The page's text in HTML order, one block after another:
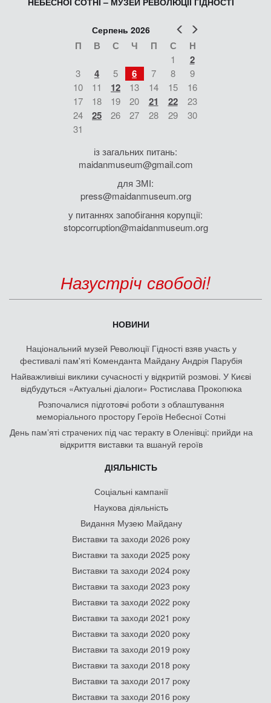
Попер
Серпень 2026
П В С Ч П С Н
1 2
3 4 5 6 7 8
9
10
11 12 13 14 15
16
17
18 19 20 21 22
23
24
25 26 27 28 29
30
31
із загальних питань:
maidanmuseum@gmail.com
для ЗМІ:
press@maidanmuseum.org
у питаннях запобігання корупції:
stopcorruption@maidanmuseum.org
Назустріч свободі!
НОВИНИ
Національний музей Революції Гідності взяв участь у
фестивалі пам'яті Коменданта Майдану Андрія Парубія
Найважливіші виклики сучасності у відкритій розмові. У Києві
відбудуться «Актуальні діалоги» Ростислава Прокопюка
Розпочалися підготовчі роботи з облаштування
меморіального простору Героїв Небесної Сотні
День памʼяті страчених під час теракту в Оленівці: прийди на
відкриття виставки та вшануй героїв
ДІЯЛЬНІСТЬ
Соціальні кампанії
Наукова діяльність
Видання Музею Майдану
Виставки та заходи 2026 року
Виставки та заходи 2025 року
Виставки та заходи 2024 року
Виставки та заходи 2023 року
Виставки та заходи 2022 року
Виставки та заходи 2021 року
Виставки та заходи 2020 року
Виставки та заходи 2019 року
Виставки та заходи 2018 року
Виставки та заходи 2017 року
Виставки та заходи 2016 року